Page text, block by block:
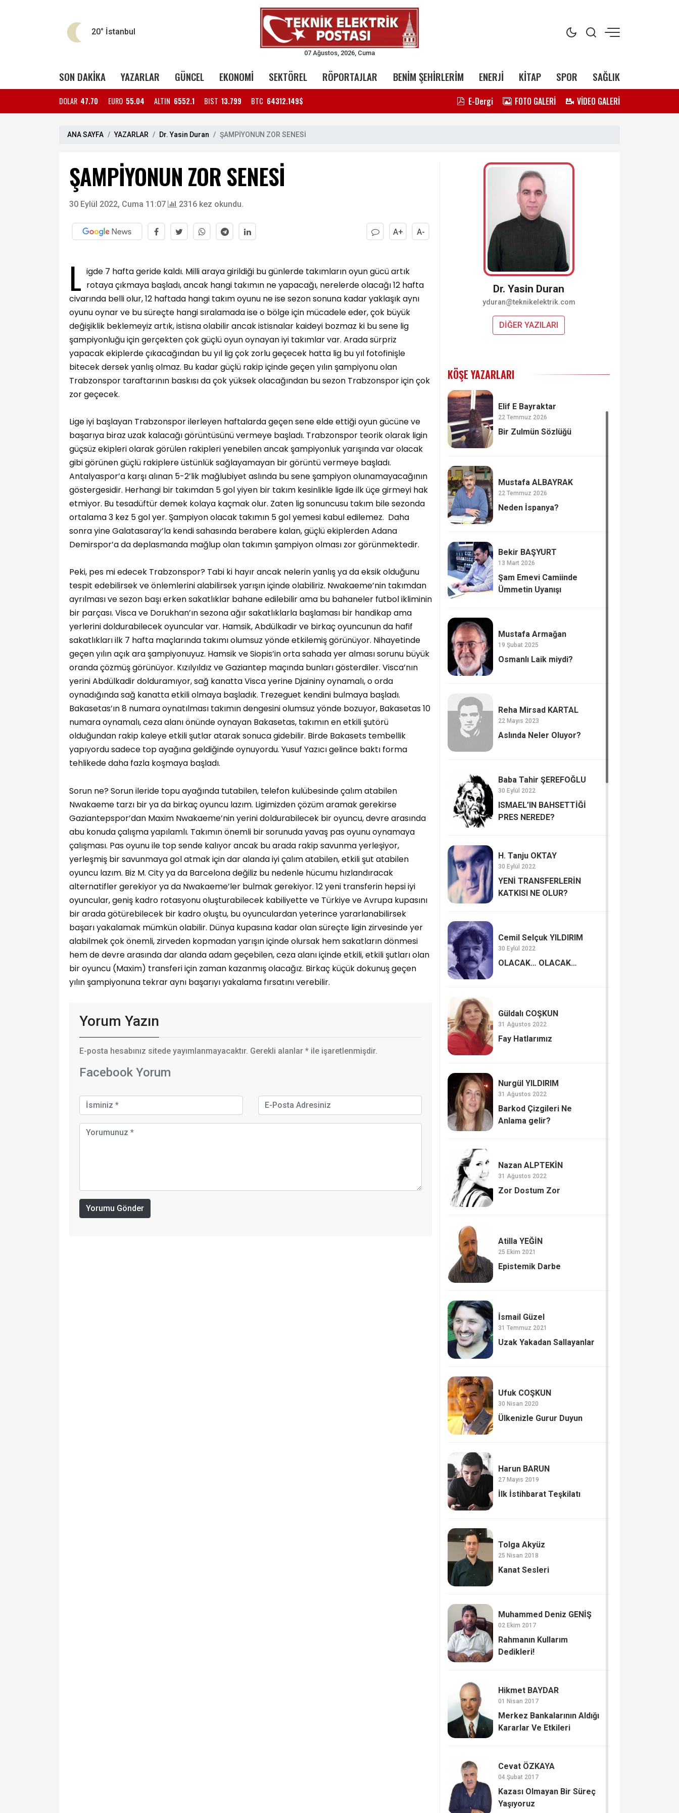
20° İstanbul
07 Ağustos, 2026, Cuma
SON DAKİKA YAZARLAR GÜNCEL EKONOMİ SEKTÖREL RÖPORTAJLAR BENİM ŞEHİRLERİM ENERJİ KİTAP SPOR SAĞLIK
DOLAR 47.70 EURO 55.04 ALTIN 6552.1 BIST 13.799 BTC 64312.149$ E-Dergi FOTO GALERİ VİDEO GALERİ
ANA SAYFA YAZARLAR Dr. Yasin Duran ŞAMPİYONUN ZOR SENESİ
ŞAMPİYONUN ZOR SENESİ
30 Eylül 2022, Cuma 11:07 2316 kez okundu.
A+ A-
L igde 7 hafta geride kaldı. Milli araya girildiği bu günlerde takımların oyun gücü artık
rotaya çıkmaya başladı, ancak hangi takımın ne yapacağı, nerelerde olacağı 12 hafta
civarında belli olur, 12 haftada hangi takım oyunu ne ise sezon sonuna kadar yaklaşık aynı
oyunu oynar ve bu süreçte hangi sıralamada ise o bölge için mücadele eder, çok büyük
değişiklik beklemeyiz artık, istisna olabilir ancak istisnalar kaideyi bozmaz ki bu sene lig
şampiyonluğu için gerçekten çok güçlü oyun oynayan iyi takımlar var. Arada sürpriz
yapacak ekiplerde çıkacağından bu yıl lig çok zorlu geçecek hatta lig bu yıl fotofinişle
bitecek dersek yanlış olmaz. Bu kadar güçlü rakip içinde geçen yılın şampiyonu olan
Trabzonspor taraftarının baskısı da çok yüksek olacağından bu sezon Trabzonspor için çok
zor geçecek.
Lige iyi başlayan Trabzonspor ilerleyen haftalarda geçen sene elde ettiği oyun gücüne ve
başarıya biraz uzak kalacağı görüntüsünü vermeye başladı. Trabzonspor teorik olarak ligin
güçsüz ekipleri olarak görülen rakipleri yenebilen ancak şampiyonluk yarışında var olacak
gibi görünen güçlü rakiplere üstünlük sağlayamayan bir görüntü vermeye başladı.
Antalyaspor’a karşı alınan 5-2’lik mağlubiyet aslında bu sene şampiyon olunamayacağının
göstergesidir. Herhangi bir takımdan 5 gol yiyen bir takım kesinlikle ligde ilk üçe girmeyi hak
etmiyor. Bu tesadüftür demek kolaya kaçmak olur. Zaten lig sonuncusu takım bile sezonda
ortalama 3 kez 5 gol yer. Şampiyon olacak takımın 5 gol yemesi kabul edilemez. Daha
sonra yine Galatasaray’la kendi sahasında berabere kalan, güçlü ekiplerden Adana
Demirspor’a da deplasmanda mağlup olan takımın şampiyon olması zor görünmektedir.
Peki, pes mi edecek Trabzonspor? Tabi ki hayır ancak nelerin yanlış ya da eksik olduğunu
tespit edebilirsek ve önlemlerini alabilirsek yarışın içinde olabiliriz. Nwakaeme’nin takımdan
ayrılması ve sezon başı erken sakatlıklar bahane edilebilir ama bu bahaneler futbol ikliminin
bir parçası. Visca ve Dorukhan’ın sezona ağır sakatlıklarla başlaması bir handikap ama
yerlerini doldurabilecek oyuncular var. Hamsik, Abdülkadir ve birkaç oyuncunun da hafif
sakatlıkları ilk 7 hafta maçlarında takımı olumsuz yönde etkilemiş görünüyor. Nihayetinde
geçen yılın açık ara şampiyonuyuz. Hamsik ve Siopis’in orta sahada yer alması sorunu büyük
oranda çözmüş görünüyor. Kızılyıldız ve Gaziantep maçında bunları gösterdiler. Visca’nın
yerini Abdülkadir dolduramıyor, sağ kanatta Visca yerine Djaininy oynamalı, o orda
oynadığında sağ kanatta etkili olmaya başladık. Trezeguet kendini bulmaya başladı.
Bakasetas’ın 8 numara oynatılması takımın dengesini olumsuz yönde bozuyor, Bakasetas 10
numara oynamalı, ceza alanı önünde oynayan Bakasetas, takımın en etkili şutörü
olduğundan rakip kaleye etkili şutlar atarak sonuca gidebilir. Birde Bakasets tembellik
yapıyordu sadece top ayağına geldiğinde oynuyordu. Yusuf Yazıcı gelince baktı forma
tehlikede daha fazla koşmaya başladı.
Sorun ne? Sorun ileride topu ayağında tutabilen, telefon kulübesinde çalım atabilen
Nwakaeme tarzı bir ya da birkaç oyuncu lazım. Ligimizden çözüm aramak gerekirse
Gaziantepspor’dan Maxim Nwakaeme’nin yerini doldurabilecek bir oyuncu, devre arasında
abu konuda çalışma yapılamlı. Takımın önemli bir sorunuda yavaş pas oyunu oynamaya
çalışması. Pas oyunu ile top sende kalıyor ancak bu arada rakip savunma yerleşiyor,
yerleşmiş bir savunmaya gol atmak için dar alanda iyi çalım atabilen, etkili şut atabilen
oyuncu lazım. Biz M. City ya da Barcelona değiliz bu nedenle hücumu hızlandıracak
alternatifler gerekiyor ya da Nwakaeme’ler bulmak gerekiyor. 12 yeni transferin hepsi iyi
oyuncular, geniş kadro rotasyonu oluşturabilecek kabiliyette ve Türkiye ve Avrupa kupasını
bir arada götürebilecek bir kadro oluştu, bu oyunculardan yeterince yararlanabilirsek
başarı yakalamak mümkün olabilir. Dünya kupasına kadar olan süreçte ligin zirvesinde yer
alabilmek çok önemli, zirveden kopmadan yarışın içinde olursak hem sakatların dönmesi
hem de devre arasında dar alanda adam geçebilen, ceza alanı içinde etkili, etkili şutları olan
bir oyuncu (Maxim) transferi için zaman kazanmış olacağız. Birkaç küçük dokunuş geçen
yılın şampiyonuna tekrar aynı başarıyı yakalama fırsatını verebilir.
Yorum Yazın
E-posta hesabınız sitede yayımlanmayacaktır. Gerekli alanlar * ile işaretlenmişdir.
Facebook Yorum
Yorumu Gönder
Dr. Yasin Duran
yduran@teknikelektrik.com
DİĞER YAZILARI
KÖŞE YAZARLARI
Elif E Bayraktar
22 Temmuz 2026
Bir Zulmün Sözlüğü
Mustafa ALBAYRAK
22 Temmuz 2026
Neden İspanya?
Bekir BAŞYURT
13 Mart 2026
Şam Emevi Camiinde
Ümmetin Uyanışı
Mustafa Armağan
19 Şubat 2025
Osmanlı Laik miydi?
Reha Mirsad KARTAL
22 Mayıs 2023
Aslında Neler Oluyor?
Baba Tahir ŞEREFOĞLU
30 Eylül 2022
ISMAEL’IN BAHSETTİĞİ
PRES NEREDE?
H. Tanju OKTAY
30 Eylül 2022
YENİ TRANSFERLERİN
KATKISI NE OLUR?
Cemil Selçuk YILDIRIM
30 Eylül 2022
OLACAK… OLACAK…
Güldalı COŞKUN
31 Ağustos 2022
Fay Hatlarımız
Nurgül YILDIRIM
31 Ağustos 2022
Barkod Çizgileri Ne
Anlama gelir?
Nazan ALPTEKİN
31 Ağustos 2022
Zor Dostum Zor
Atilla YEĞİN
25 Ekim 2021
Epistemik Darbe
İsmail Güzel
31 Temmuz 2021
Uzak Yakadan Sallayanlar
Ufuk COŞKUN
30 Nisan 2020
Ülkenizle Gurur Duyun
Harun BARUN
27 Mayıs 2019
İlk İstihbarat Teşkilatı
Tolga Akyüz
25 Nisan 2018
Kanat Sesleri
Muhammed Deniz GENİŞ
02 Ekim 2017
Rahmanın Kullarım
Dedikleri!
Hikmet BAYDAR
01 Nisan 2017
Merkez Bankalarının Aldığı
Kararlar Ve Etkileri
Cevat ÖZKAYA
04 Şubat 2017
Kazası Olmayan Bir Süreç
Yaşıyoruz